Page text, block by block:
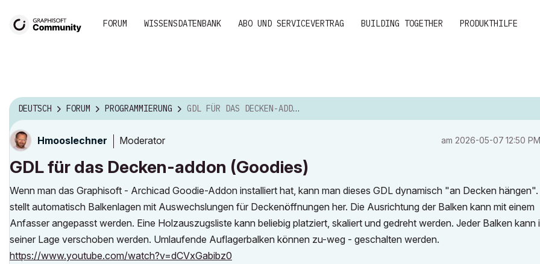
FORUM WISSENSDATENBANK ABO UND SERVICEVERTRAG BUILDING TOGETHER PRODUKTHILFE
DEUTSCH FORUM PROGRAMMIERUNG GDL FÜR DAS DECKEN-ADDON (GOODIES)
Hmooslechner Moderator am ‎2026-05-07 12:50 PM
GDL für das Decken-addon (Goodies)
Wenn man das Graphisoft - Archicad Goodie-Addon installiert hat, kann man dieses GDL dynamisch "an Decken hängen".
stellt automatisch Balkenlagen mit Auswechslungen für Deckenöffnungen her. Die Ausrichtung der Balken kann mit einem
Anfasser angepasst werden. Eine Holzauszugsliste kann beliebig platziert, skaliert und gedreht werden. Jeder Balken kann
seiner Lage verschoben werden. Umlaufende Auflagerbalken können zu-weg - geschalten werden.
https://www.youtube.com/watch?v=dCVxGabibz0